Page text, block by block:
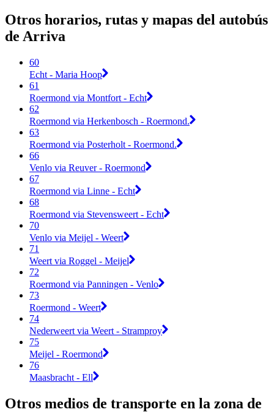
Otros horarios, rutas y mapas del autobús
de Arriva
60
Echt - Maria Hoop
61
Roermond via Montfort - Echt
62
Roermond via Herkenbosch - Roermond.
63
Roermond via Posterholt - Roermond.
66
Venlo via Reuver - Roermond
67
Roermond via Linne - Echt
68
Roermond via Stevensweert - Echt
70
Venlo via Meijel - Weert
71
Weert via Roggel - Meijel
72
Roermond via Panningen - Venlo
73
Roermond - Weert
74
Nederweert via Weert - Stramproy
75
Meijel - Roermond
76
Maasbracht - Ell
Otros medios de transporte en la zona de